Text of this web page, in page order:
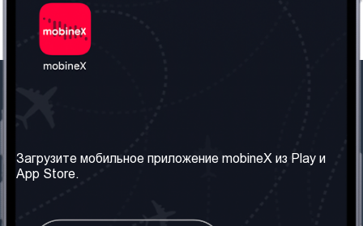
Наши сервисы
Правила и Условия
Загрузите мобильное приложение mobineX из Play и
App Store.